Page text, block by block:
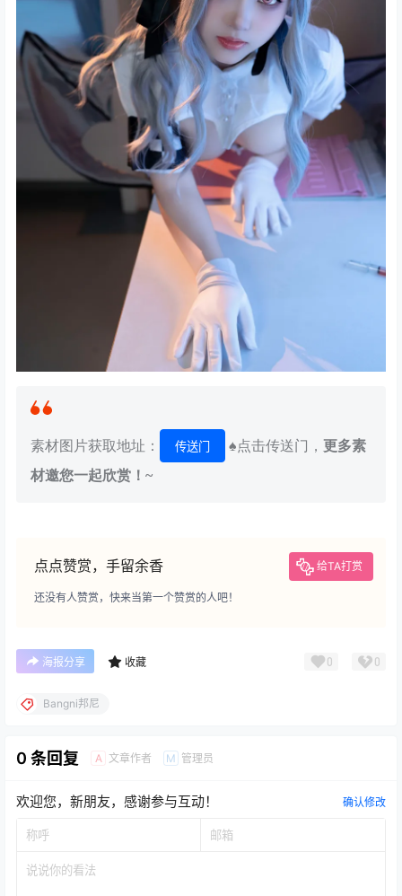
素材图片获取地址： 传送门 ♠点击传送门， 更多素
材邀您一起欣赏！~
点点赞赏，手留余香 给TA打赏
还没有人赞赏，快来当第一个赞赏的人吧！
海报分享 收藏 0 0
Bangni邦尼
0 条回复 A 文章作者 M 管理员
欢迎您，新朋友，感谢参与互动！ 确认修改